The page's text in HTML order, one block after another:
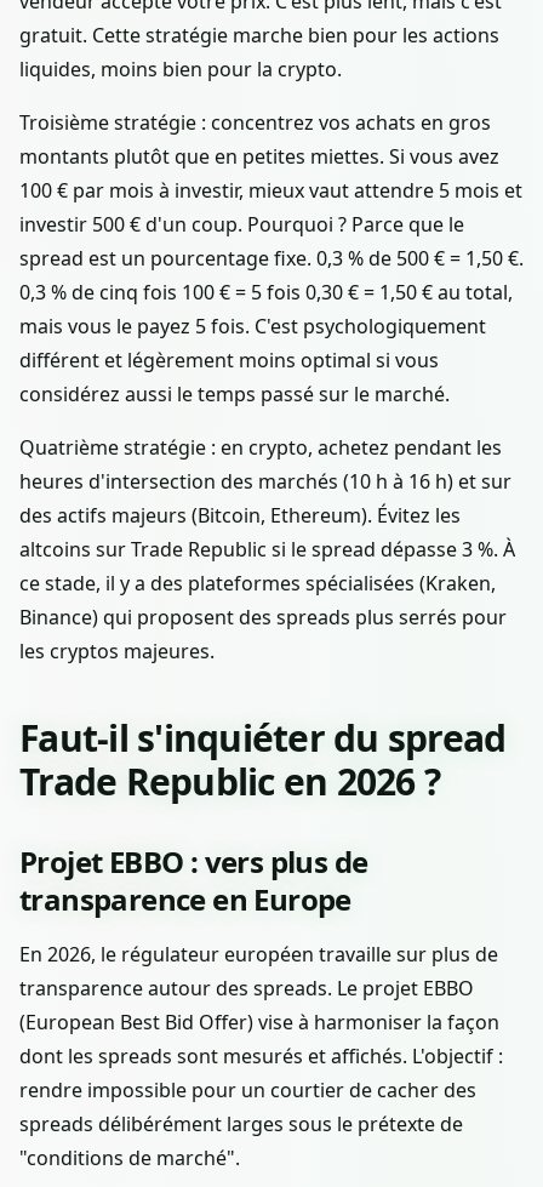
gratuit. Cette stratégie marche bien pour les actions
liquides, moins bien pour la crypto.
Troisième stratégie : concentrez vos achats en gros
montants plutôt que en petites miettes. Si vous avez
100 € par mois à investir, mieux vaut attendre 5 mois et
investir 500 € d'un coup. Pourquoi ? Parce que le
spread est un pourcentage fixe. 0,3 % de 500 € = 1,50 €.
0,3 % de cinq fois 100 € = 5 fois 0,30 € = 1,50 € au total,
mais vous le payez 5 fois. C'est psychologiquement
différent et légèrement moins optimal si vous
considérez aussi le temps passé sur le marché.
Quatrième stratégie : en crypto, achetez pendant les
heures d'intersection des marchés (10 h à 16 h) et sur
des actifs majeurs (Bitcoin, Ethereum). Évitez les
altcoins sur Trade Republic si le spread dépasse 3 %. À
ce stade, il y a des plateformes spécialisées (Kraken,
Binance) qui proposent des spreads plus serrés pour
les cryptos majeures.
Faut-il s'inquiéter du spread
Trade Republic en 2026 ?
Projet EBBO : vers plus de
transparence en Europe
En 2026, le régulateur européen travaille sur plus de
transparence autour des spreads. Le projet EBBO
(European Best Bid Offer) vise à harmoniser la façon
dont les spreads sont mesurés et affichés. L'objectif :
rendre impossible pour un courtier de cacher des
spreads délibérément larges sous le prétexte de
"conditions de marché".